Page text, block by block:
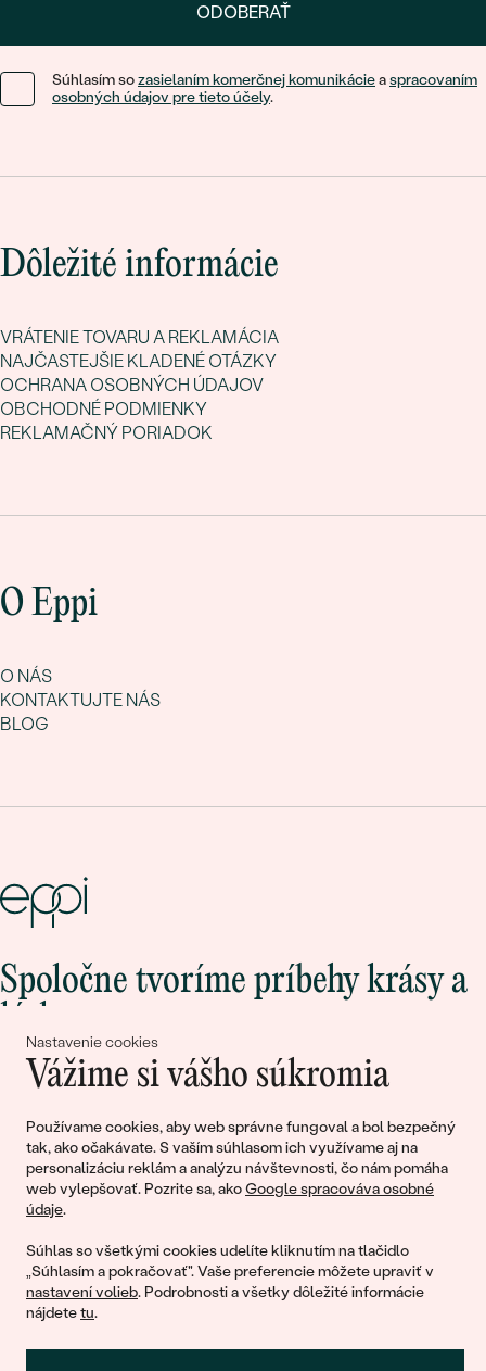
Nastavenie cookies
Vážime si vášho súkromia
Používame cookies, aby web správne fungoval a bol bezpečný
tak, ako očakávate. S vaším súhlasom ich využívame aj na
personalizáciu reklám a analýzu návštevnosti, čo nám pomáha
web vylepšovať. Pozrite sa, akoGoogle spracováva osobné
údaje.
Súhlas so všetkými cookies udelíte kliknutím na tlačidlo
„Súhlasím a pokračovať". Vaše preferencie môžete upraviť v
nastavení volieb. Podrobnosti a všetky dôležité informácie
nájdetetu.
ODOBERAŤ
Súhlasím sozasielaním komerčnej komunikácieaspracovaním
osobných údajov pre tieto účely.
Dôležité informácie
VRÁTENIE TOVARU A REKLAMÁCIA
NAJČASTEJŠIE KLADENÉ OTÁZKY
OCHRANA OSOBNÝCH ÚDAJOV
OBCHODNÉ PODMIENKY
REKLAMAČNÝ PORIADOK
O Eppi
O NÁS
KONTAKTUJTE NÁS
BLOG
Spoločne tvoríme príbehy krásy a
Pripojte sa k nám!
© 2011 - 2026, Eppi.sk